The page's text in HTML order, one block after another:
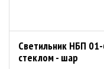
Светильник НБП
стеклом - шар